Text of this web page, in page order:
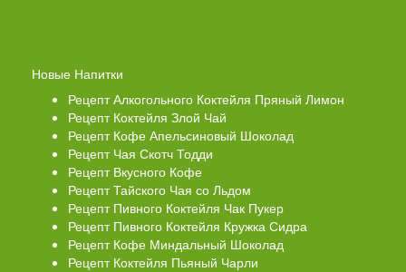
Новые Напитки
Рецепт Алкогольного Коктейля Пряный Лимон
Рецепт Коктейля Злой Чай
Рецепт Кофе Апельсиновый Шоколад
Рецепт Чая Скотч Тодди
Рецепт Вкусного Кофе
Рецепт Тайского Чая со Льдом
Рецепт Пивного Коктейля Чак Пукер
Рецепт Пивного Коктейля Кружка Сидра
Рецепт Кофе Миндальный Шоколад
Рецепт Коктейля Пьяный Чарли